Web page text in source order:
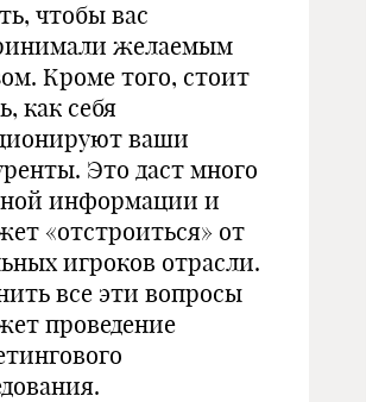
чтобы вас
желаемым
Кроме того, стоит
как себя
ваши
Это даст много
информации и
«отстроиться» от
игроков отрасли.
все эти вопросы
проведение